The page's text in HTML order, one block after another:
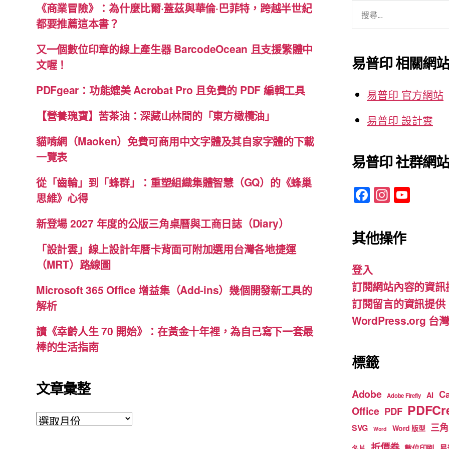
喊
選
選
《商業冒險》：為什麼比爾·蓋茲與華倫·巴菲特，跨越半世紀
都要推薦這本書？
又一個數位印章的線上產生器 BarcodeOcean 且支援繁體中
文喔！
PDFgear：功能媲美 Acrobat Pro 且免費的 PDF 編輯工具
【營養瑰寶】苦茶油：深藏山林間的「東方橄欖油」
貓啃網（Maoken）免費可商用中文字體及其自家字體的下載
一覽表
從「齒輪」到「蜂群」：重塑組織集體智慧（GQ）的《蜂巢
思維》心得
新登場 2027 年度的公版三角桌曆與工商日誌（Diary）
「設計雲」線上設計年曆卡背面可附加選用台灣各地捷運
（MRT）路線圖
Microsoft 365 Office 增益集（Add-ins）幾個開發新工具的
解析
讀《幸齡人生 70 開始》：在黃金十年裡，為自己寫下一套最
棒的生活指南
文章彙整
文
字:
易普印 相關網站
易普印 官方網站
易普印 設計雲
易普印 社群網站
F
a
c
e
o
o
k
In
st
a
gr
m b
e
其他操作
登入
訂閱網站內容的資訊
訂閱留言的資訊提供
WordPress.org 台
標籤
Adobe Adobe Firefly AI
Office PDF
SVG Word Word 版型 三